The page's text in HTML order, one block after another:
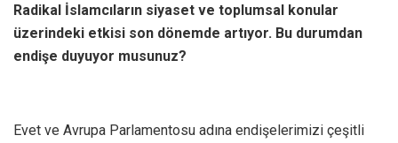
Radikal İslamcıların siyaset ve toplumsal konular
üzerindeki etkisi son dönemde artıyor. Bu durumdan
endişe duyuyor musunuz?
Evet ve Avrupa Parlamentosu adına endişelerimizi çeşitli